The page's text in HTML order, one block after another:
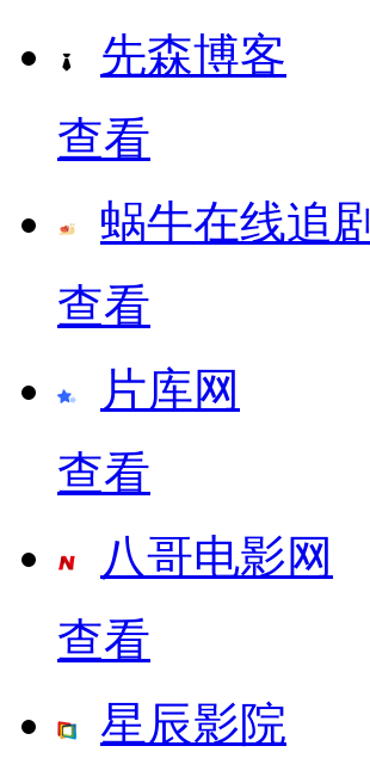
先森博客
查看
蜗牛在线追剧
查看
片库网
查看
八哥电影网
查看
星辰影院